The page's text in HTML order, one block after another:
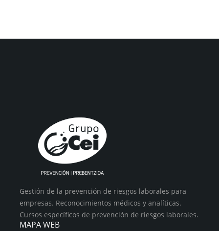
Gestión de la prevención de riesgos laborales para
empresas. Reconocimientos médicos y analíticas.
Cursos específicos de prevención de riesgos laborales.
MAPA WEB